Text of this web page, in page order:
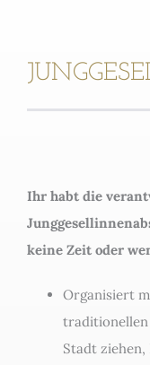
WORKSHOP | EVENTS
ÜBER UNS
KONTAKT
Ihr habt die
keine Zeit oder
Organisiert
traditionellen
Stadt ziehen,